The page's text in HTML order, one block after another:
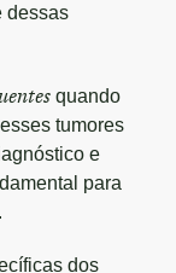
dessas
quando
tumores
e
para
dos